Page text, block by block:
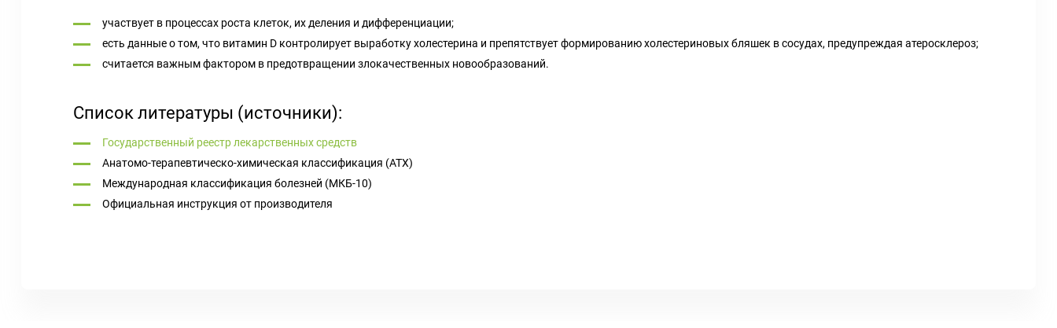
участвует в процессах роста клеток, их деления и дифференциации;
есть данные о том, что витамин D контролирует выработку холестерина и препятствует формированию холестериновых бляшек в сосудах, предупреждая атеросклероз;
считается важным фактором в предотвращении злокачественных новообразований.
Список литературы (источники):
Государственный реестр лекарственных средств
Анатомо-терапевтическо-химическая классификация (ATX)
Международная классификация болезней (МКБ-10)
Официальная инструкция от производителя